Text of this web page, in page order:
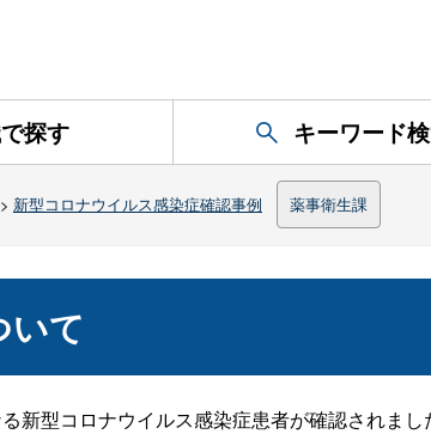
探す キーワード
> 新型コロナウイルス感染症確認事例 薬事衛生課
いて
型コロナウイルス感染症患者が確認されまし